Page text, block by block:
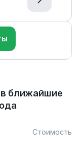
ближайшие
Стоимость